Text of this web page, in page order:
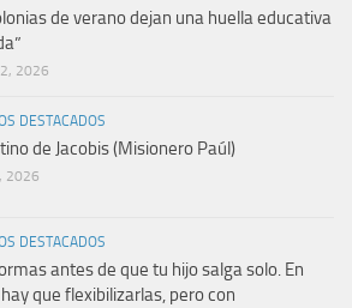
de verano dejan una huella educativa
2, 2026
DESTACADOS
de Jacobis (Misionero Paúl)
2026
DESTACADOS
antes de que tu hijo salga solo. En
que flexibilizarlas, pero con